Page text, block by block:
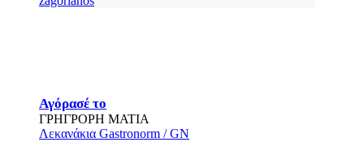
Αγόρασέ το
ΓΡΗΓΡΟΡΗ ΜΑΤΙΑ
Λεκανάκια Gastronorm / GN